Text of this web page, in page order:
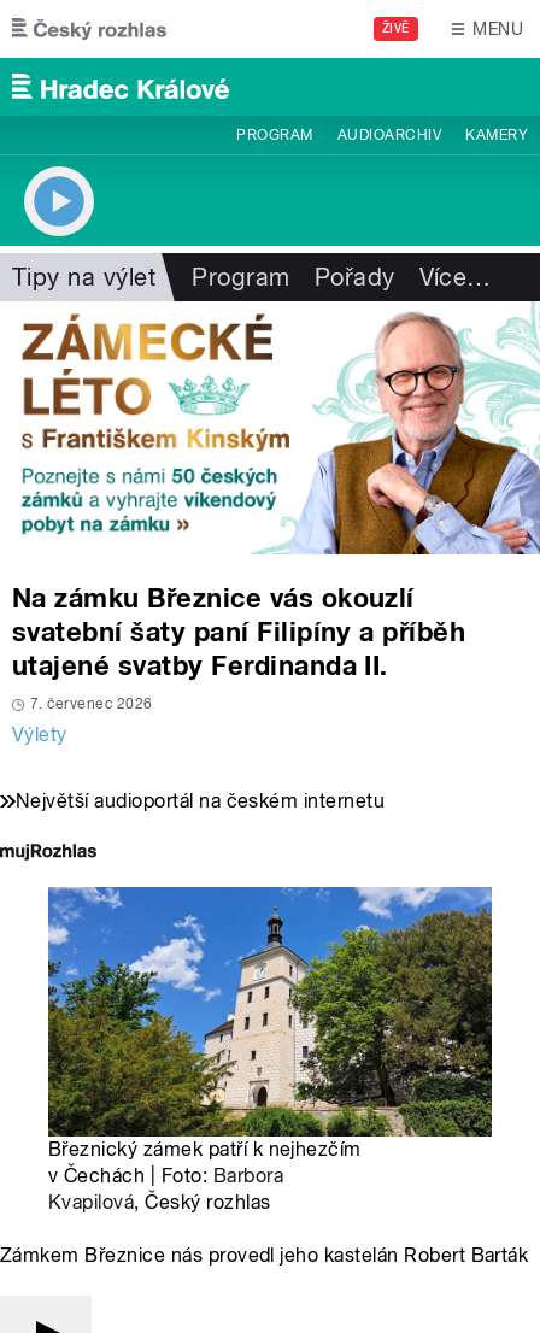
Přejít k hlavnímu obsahu
ŽIVĚ MENU
PROGRAM AUDIOARCHIV KAMERY
Tipy na výlet Program Pořady Více…
Na zámku Březnice vás okouzlí
svatební šaty paní Filipíny a příběh
utajené svatby Ferdinanda II.
7. červenec 2026
Výlety
Největší audioportál na českém internetu
Březnický zámek patří k nejhezčím
v Čechách | Foto: Barbora
Kvapilová, Český rozhlas
Zámkem Březnice nás provedl jeho kastelán Robert Barták